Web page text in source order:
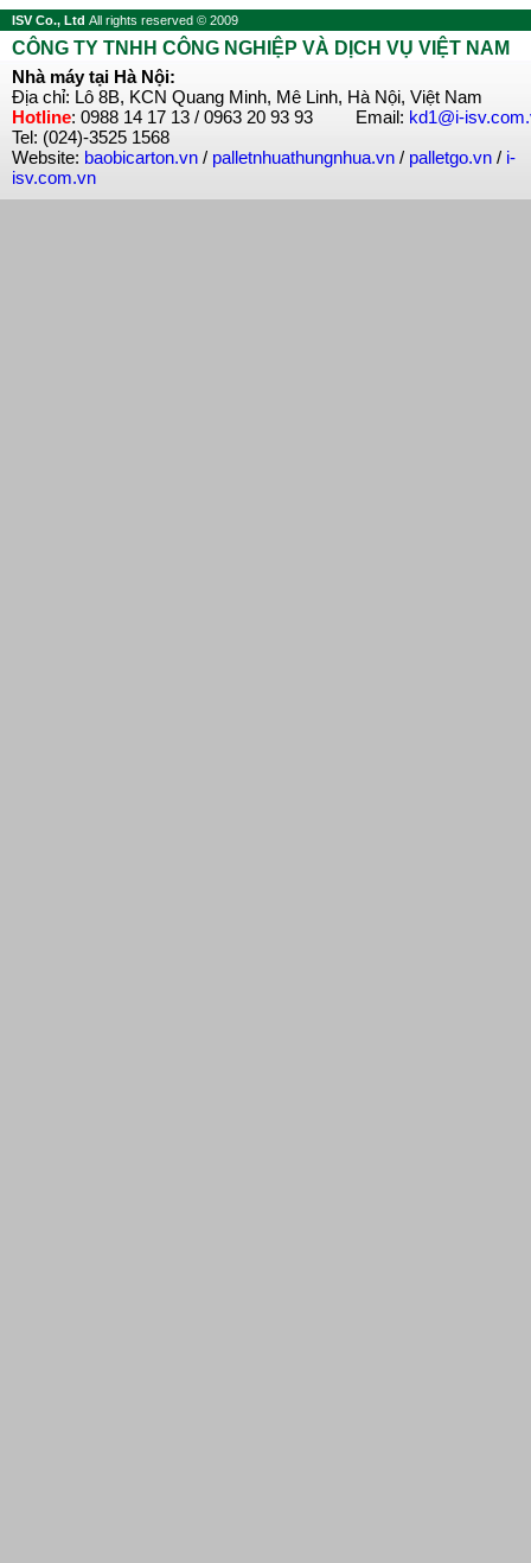
ISV Co., Ltd All rights reserved © 2009
CÔNG TY TNHH CÔNG NGHIỆP VÀ DỊCH VỤ VIỆT NAM
Nhà máy tại Hà Nội:
Địa chỉ: Lô 8B, KCN Quang Minh, Mê Linh, Hà Nội, Việt Nam
Hotline: 0988 14 17 13 / 0963 20 93 93 Email: kd1@i-
Tel: (024)-3525 1568
Website: baobicarton.vn / palletnhuathungnhua.vn / palletgo.vn / i-
isv.com.vn